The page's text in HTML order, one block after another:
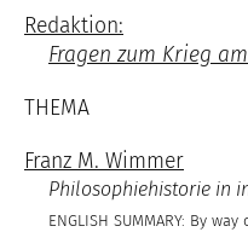
Redaktion:
Fragen zum Krieg
THEMA
Franz M. Wimmer
Philosophiehistorie in
By way